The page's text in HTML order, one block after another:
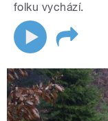
folku vychází.